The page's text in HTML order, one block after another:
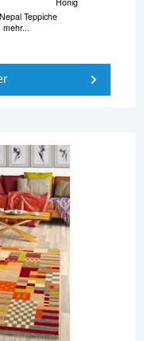
Teppiche
mehr...